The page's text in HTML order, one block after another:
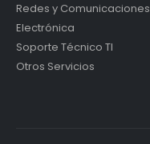
Redes y Comunicaciones
Electrónica
Soporte Técnico TI
Otros Servicios